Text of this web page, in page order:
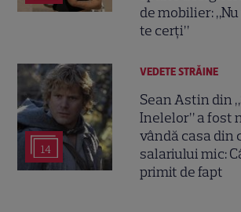
de mobilier:
te cerți”
14
VEDETE STRĂINE
Sean Astin din
Inelelor” a fost
vândă casa din
salariului mic:
primit de fapt